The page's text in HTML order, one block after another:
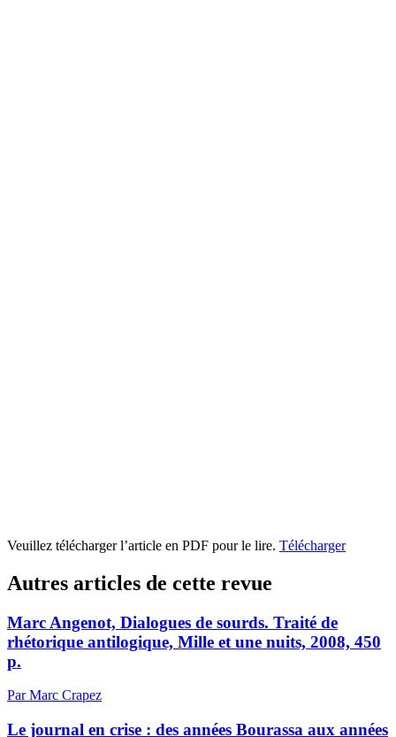
Veuillez télécharger l’article en PDF pour le lire. Télécharger
Autres articles de cette revue
Marc Angenot, Dialogues de sourds. Traité de
rhétorique antilogique, Mille et une nuits, 2008, 450
p.
Par Marc Crapez
Le journal en crise : des années Bourassa aux années